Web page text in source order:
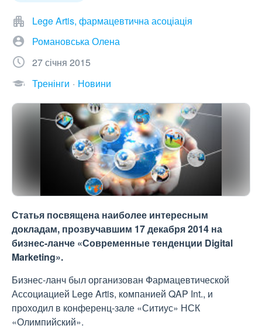
Lege Artis, фармацевтична асоціація
Романовська Олена
27 січня 2015
Тренінги
Новини
Статья посвящена наиболее интересным
докладам, прозвучавшим 17 декабря 2014 на
бизнес-ланче «Современные тенденции Digital
Marketing».
Бизнес-ланч был организован Фармацевтической
Ассоциацией Lege Artis, компанией QAP Int., и
проходил в конференц-зале «Ситиус» НСК
«Олимпийский».